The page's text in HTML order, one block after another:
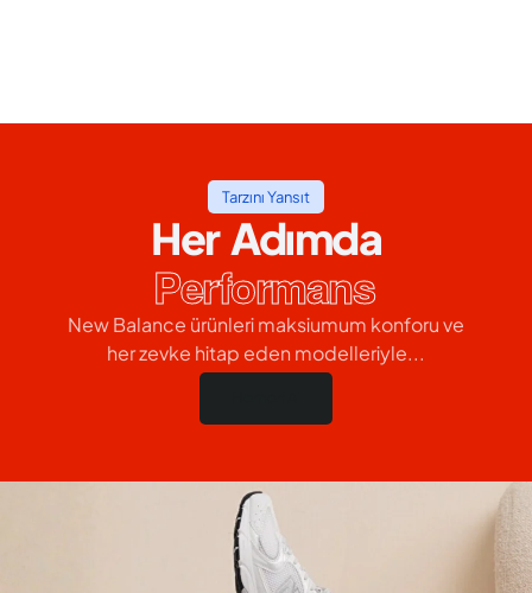
Tarzını Yansıt
Her Adımda
Performans
New Balance ürünleri maksiumum konforu ve
her zevke hitap eden modelleriyle...